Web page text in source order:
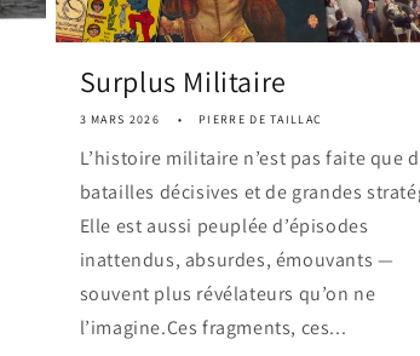
Surplus Militaire
3 MARS 2026 PIERRE DE TAILLAC
L’histoire militaire n’est pas faite que
batailles décisives et de grandes
Elle est aussi peuplée d’épisodes
inattendus, absurdes, émouvants —
souvent plus révélateurs qu’on ne
l’imagine.Ces fragments, ces...